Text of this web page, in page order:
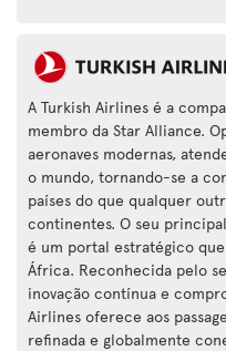
A Turkish Airlines é a
membro da Star Alliance.
aeronaves modernas,
o mundo, tornando-se a
países do que qualquer
continentes. O seu
é um portal estratégico
África. Reconhecida pelo
inovação contínua e
Airlines oferece aos
refinada e globalmente